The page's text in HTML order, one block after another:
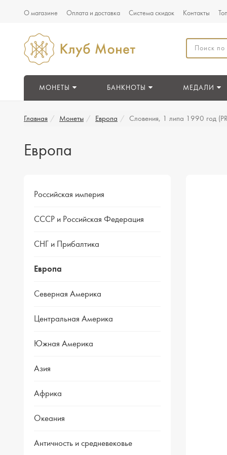
О магазине Оплата и доставка Система скидок Контакты
МОНЕТЫ БАНКНОТЫ МЕДАЛИ
Главная Монеты Европа Словения, 1 липа 1990 год
Европа
Российская империя
СССР и Российская Федерация
СНГ и Прибалтика
Европа
Северная Америка
Центральная Америка
Южная Америка
Азия
Африка
Океания
Античность и средневековье